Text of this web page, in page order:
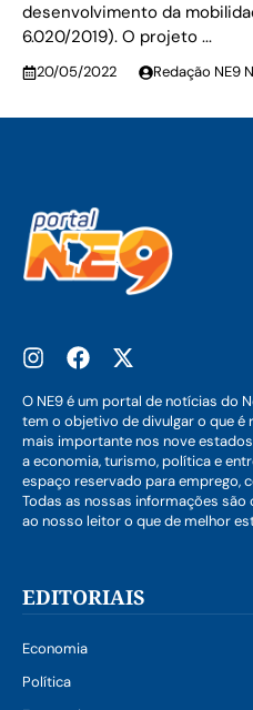
desenvolvimento da
6.020/2019). O projeto ...
20/05/2022 Redação NE9
O NE9 é um portal de notícias do
tem o objetivo de divulgar o que é
mais importante nos nove
a economia, turismo, política e
espaço reservado para emprego,
Todas as nossas informações são
ao nosso leitor o que de melhor
EDITORIAIS
Economia
Política